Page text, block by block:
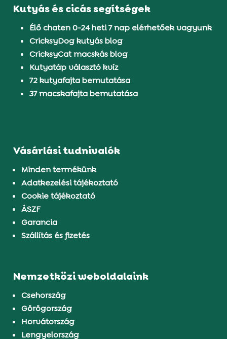
Kutyás és cicás segítségek
Élő chaten 0-24 heti 7 nap elérhetőek vagyunk
CricksyDog kutyás blog
CricksyCat macskás blog
Kutyatáp választó kvíz
72 kutyafajta bemutatása
37 macskafajta bemutatása
Vásárlási tudnivalók
Minden termékünk
Adatkezelési tájékoztató
Cookie tájékoztató
ÁSZF
Garancia
Szállítás és fizetés
Nemzetközi weboldalaink
Csehország
Görögország
Horvátország
Lengyelország